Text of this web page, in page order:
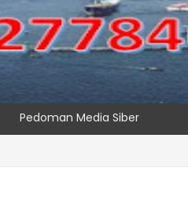
Pedoman Media Siber